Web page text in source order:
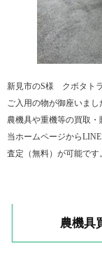
新見市のS様 クボタトラ
ご入用の物が御座いまし
農機具や重機等の買取・
当ホームページから
査定（無料）が可能です。
農機具